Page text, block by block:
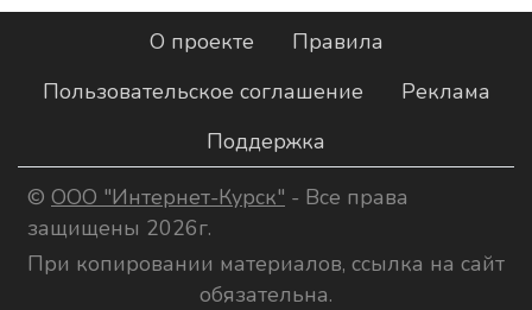
О проекте
Правила
Пользовательское соглашение
Реклама
Поддержка
© ООО "Интернет-Курск" - Все права
защищены 2026г.
При копировании материалов, ссылка на сайт
обязательна.